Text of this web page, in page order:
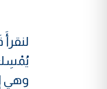
وهي